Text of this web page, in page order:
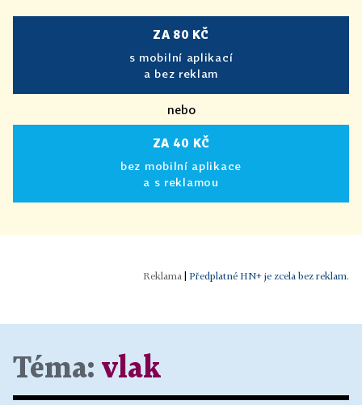
ZA 80 KČ
s mobilní aplikací
a bez reklam
nebo
ZA 40 KČ
bez mobilní aplikace
a s reklamou
Předplatné HN+ je zcela bez reklam.
Téma: vlak